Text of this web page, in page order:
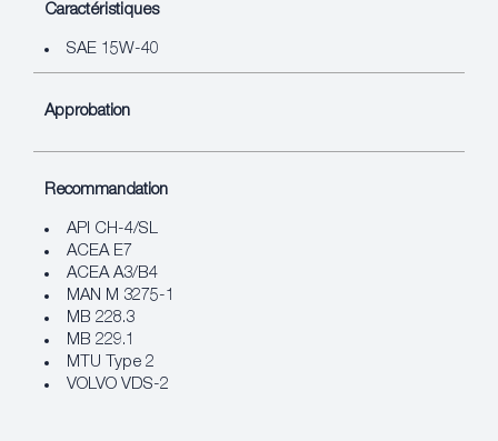
Caractéristiques
SAE 15W-40
Approbation
Recommandation
API CH-4/SL
ACEA E7
ACEA A3/B4
MAN M 3275-1
MB 228.3
MB 229.1
MTU Type 2
VOLVO VDS-2